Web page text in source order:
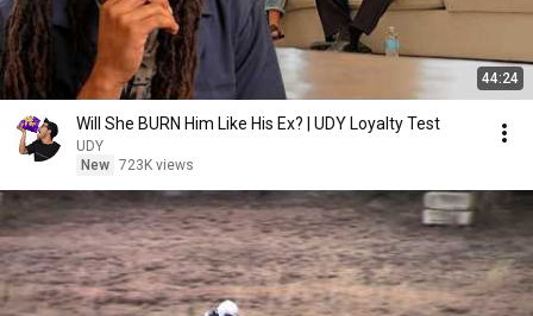
44:24
Will She BURN Him Like His Ex? | UDY Loyalty Test
UDY
New 723K views